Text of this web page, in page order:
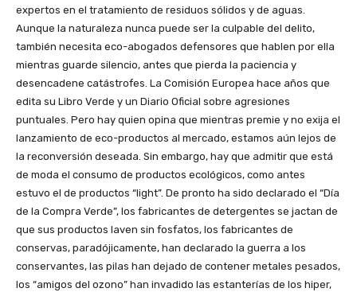
expertos en el tratamiento de residuos sólidos y de aguas.
Aunque la naturaleza nunca puede ser la culpable del delito,
también necesita eco-abogados defensores que hablen por ella
mientras guarde silencio, antes que pierda la paciencia y
desencadene catástrofes. La Comisión Europea hace años que
edita su Libro Verde y un Diario Oficial sobre agresiones
puntuales. Pero hay quien opina que mientras premie y no exija el
lanzamiento de eco-productos al mercado, estamos aún lejos de
la reconversión deseada. Sin embargo, hay que admitir que está
de moda el consumo de productos ecológicos, como antes
estuvo el de productos “light”. De pronto ha sido declarado el “Día
de la Compra Verde”, los fabricantes de detergentes se jactan de
que sus productos laven sin fosfatos, los fabricantes de
conservas, paradójicamente, han declarado la guerra a los
conservantes, las pilas han dejado de contener metales pesados,
los “amigos del ozono” han invadido las estanterías de los hiper,